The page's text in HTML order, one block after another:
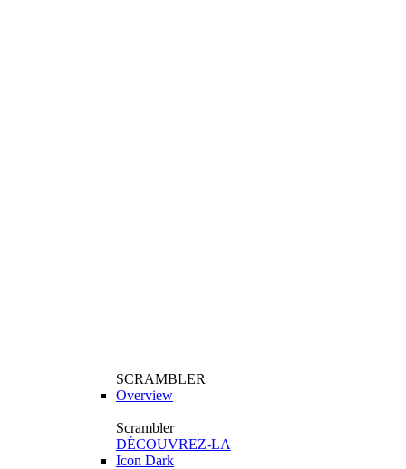
SCRAMBLER
Overview
Scrambler
DÉCOUVREZ-LA
Icon Dark